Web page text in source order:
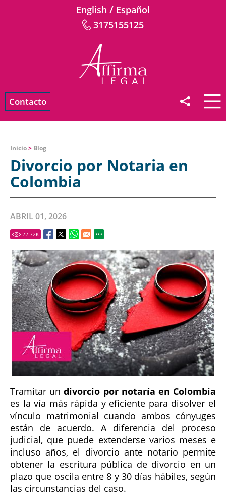
English / Español
3175155125
Contacto
Inicio> Blog
Divorcio por Notaria en
Colombia
ABRIL 01, 2026
22.72K
Tramitar undivorcio por notaría en Colombia
es la vía más rápida y eficiente para disolver el
vínculo matrimonial cuando ambos cónyuges
están de acuerdo. A diferencia del proceso
judicial, que puede extenderse varios meses e
incluso años, el divorcio ante notario permite
obtener la escritura pública de divorcio en un
plazo que oscila entre 8 y 30 días hábiles, según
las circunstancias del caso.